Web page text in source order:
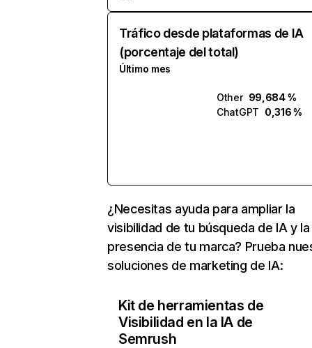
Tráfico desde plataformas de IA
(porcentaje del total)
Último mes
Other 99,684 %
ChatGPT 0,316 %
¿Necesitas ayuda para ampliar la
visibilidad de tu búsqueda de IA y la
presencia de tu marca? Prueba
soluciones de marketing de IA:
Kit de herramientas de
Visibilidad en la IA de
Semrush